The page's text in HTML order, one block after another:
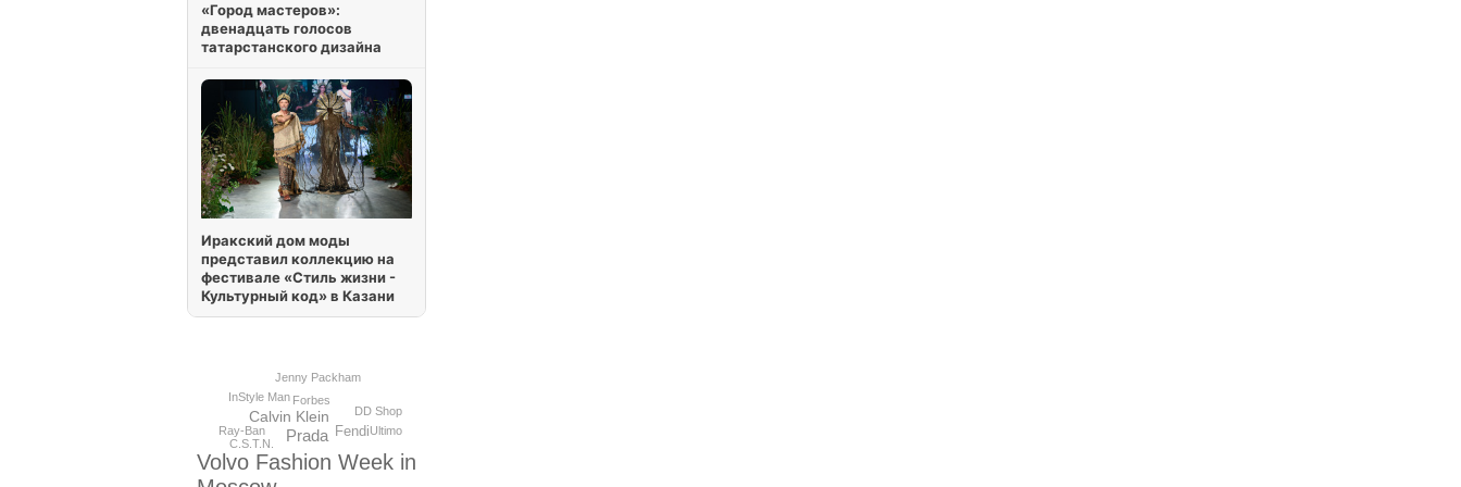
«Город мастеров»:
двенадцать голосов
татарстанского дизайна
Иракский дом моды
представил коллекцию на
фестивале «Стиль жизни -
Культурный код» в Казани
Volvo Fashion Week in
Prada
Calvin Klein
Fendi
Ray-Ban
Forbes
Jenny Packham
Ultimo
DD Shop
InStyle Man
C.S.T.N.